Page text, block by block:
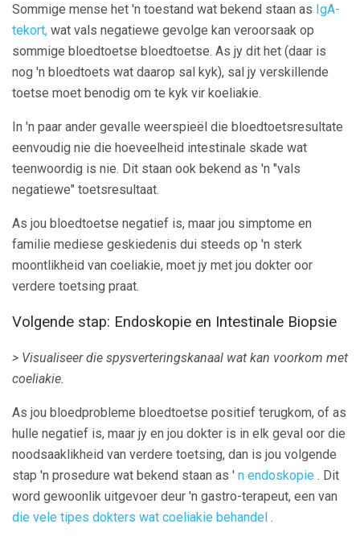
Sommige mense het 'n toestand wat bekend staan ​​as IgA-
tekort, wat vals negatiewe gevolge kan veroorsaak op
sommige bloedtoetse bloedtoetse. As jy dit het (daar is
nog 'n bloedtoets wat daarop sal kyk), sal jy verskillende
toetse moet benodig om te kyk vir koeliakie.
In 'n paar ander gevalle weerspieël die bloedtoetsresultate
eenvoudig nie die hoeveelheid intestinale skade wat
teenwoordig is nie. Dit staan ​​ook bekend as 'n "vals
negatiewe" toetsresultaat.
As jou bloedtoetse negatief is, maar jou simptome en
familie mediese geskiedenis dui steeds op 'n sterk
moontlikheid van coeliakie, moet jy met jou dokter oor
verdere toetsing praat.
Volgende stap: Endoskopie en Intestinale Biopsie
> Visualiseer die spysverteringskanaal wat kan voorkom met
coeliakie.
As jou bloedprobleme bloedtoetse positief terugkom, of as
hulle negatief is, maar jy en jou dokter is in elk geval oor die
noodsaaklikheid van verdere toetsing, dan is jou volgende
stap 'n prosedure wat bekend staan ​​as ' n endoskopie . Dit
word gewoonlik uitgevoer deur 'n gastro-terapeut, een van
die vele tipes dokters wat coeliakie behandel .